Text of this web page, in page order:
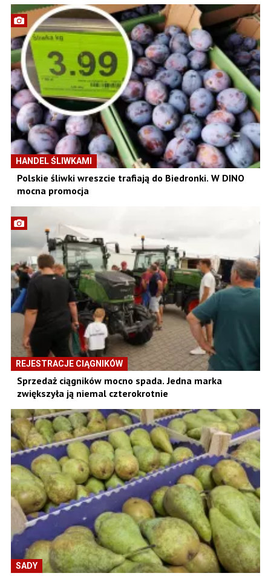
HANDEL ŚLIWKAMI
Polskie śliwki wreszcie trafiają do Biedronki. W DINO
mocna promocja
REJESTRACJE CIĄGNIKÓW
Sprzedaż ciągników mocno spada. Jedna marka
zwiększyła ją niemal czterokrotnie
SADY